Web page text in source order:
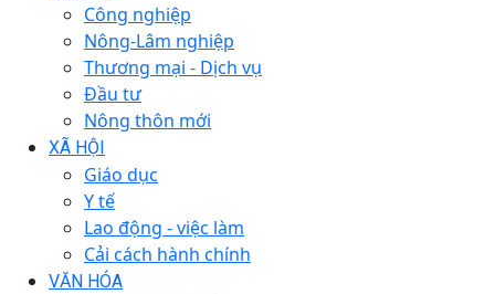
Công nghiệp
Nông-Lâm nghiệp
Thương mại - Dịch vụ
Đầu tư
Nông thôn mới
XÃ HỘI
Giáo dục
Y tế
Lao động - việc làm
Cải cách hành chính
VĂN HÓA